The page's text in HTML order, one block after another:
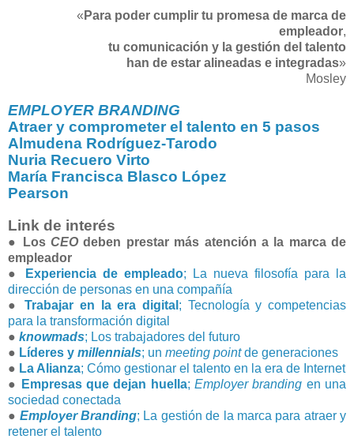
« Para poder cumplir tu promesa de marca de
empleador,
tu comunicación y la gestión del talento
han de estar alineadas e integradas»
Mosley
EMPLOYER BRANDING
Atraer y comprometer el talento en 5 pasos
Almudena Rodríguez-Tarodo
Nuria Recuero Virto
María Francisca Blasco López
Pearson
Link de interés
● LosCEOdeben prestar más atención a la marca de
empleador
●
Experiencia de empleado; La nueva filosofía para la
dirección de personas en una compañía
●Trabajar en la era digital ; Tecnología y competencias
para la transformación digital
● knowmads; Los trabajadores del futuro
● Líderes y millennials; un meeting pointde generaciones
● La Alianza; Cómo gestionar el talento en la era de Internet
●
Empresas que dejan huella;Employer branding en una
sociedad conectada
● Employer Branding; La gestión de la marca para atraer y
retener el talento